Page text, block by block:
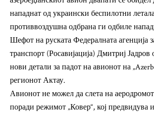
нападнат од украински беспилотни
противвоздушна одбрана ги одбиле
Шефот на руската Федералната агенција
транспорт (Росавијација) Дмитриј Јадров
нови детали за падот на авионот на
регионот Актау.
Авионот не можел да слета на
поради режимот „Ковер“, кој предвидува